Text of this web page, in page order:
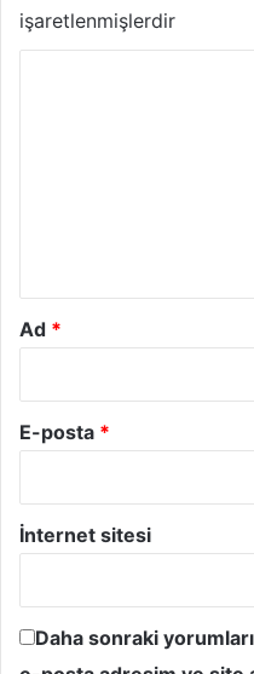
işaretlenmişlerdir
Ad *
E-posta *
İnternet sitesi
Daha sonraki